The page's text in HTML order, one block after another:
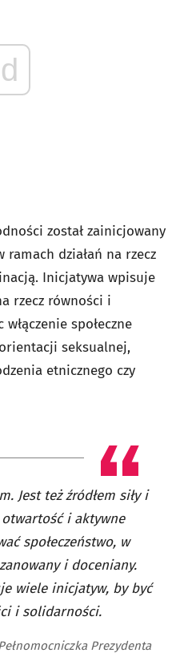
został zainicjowany
ramach działań na rzecz
Inicjatywa wpisuje
rzecz równości i
społeczne
seksualnej,
etnicznego czy
Jest też źródłem siły i
i aktywne
społeczeństwo, w
i doceniany.
wiele inicjatyw, by być
i solidarności.
Prezydenta